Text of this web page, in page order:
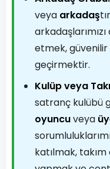
veya arkadaş
etmek,
geçirmektir.
Kulüp veya
satranç kulübü
oyuncuveya
katılmak,